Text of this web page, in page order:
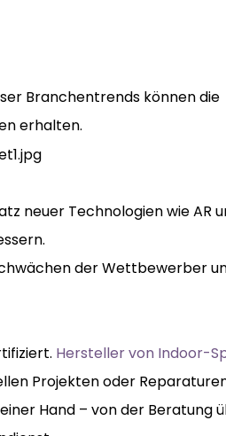
Branchentrends können die
erhalten.
neuer Technologien wie AR
der Wettbewerber
Hersteller von Indoor-
Projekten oder
Hand – von der Beratung